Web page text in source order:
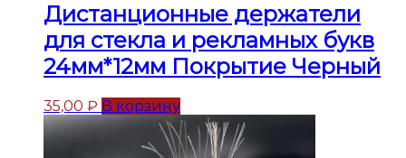
Дистанционные держатели
для стекла и рекламных букв
24мм*12мм Покрытие Черный
35,00 ₽ В корзину